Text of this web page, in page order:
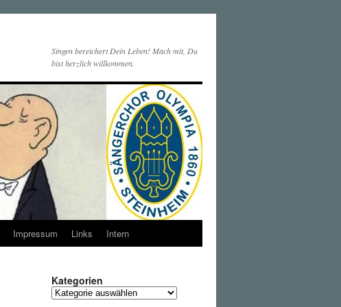
Singen bereichert Dein Leben! Mach mit, Du
bist herzlich willkommen.
Impressum Links Intern
Kategorien
Kategorien